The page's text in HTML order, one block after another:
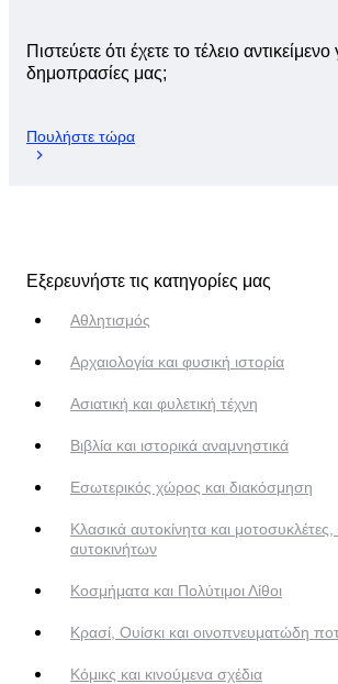
Πιστεύετε ότι έχετε το τέλειο
δημοπρασίες μας;
Πουλήστε τώρα
Εξερευνήστε τις κατηγορίες μας
Αθλητισμός
Αρχαιολογία και φυσική ιστορία
Ασιατική και φυλετική τέχνη
Βιβλία και ιστορικά αναμνηστικά
Εσωτερικός χώρος και διακόσμηση
Κλασικά αυτοκίνητα και
αυτοκινήτων
Κοσμήματα και Πολύτιμοι Λίθοι
Κρασί, Ουίσκι και οινοπνευματώδη
Κόμικς και κινούμενα σχέδια